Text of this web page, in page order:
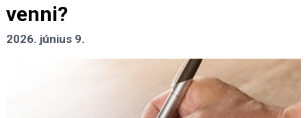
venni?
2026. június 9.